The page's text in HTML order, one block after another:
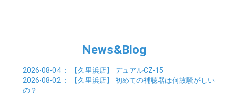
01月 (7)
02月 (3)
01月 (6)
05月 (6)
03月 (6)
02月 (9)
01月 (11)
06月 (2)
News&Blog
2026-08-04 ： 【久里浜店】 デュアルCZ-15
2026-08-02 ： 【久里浜店】 初めての補聴器は何故騒がしい
の？